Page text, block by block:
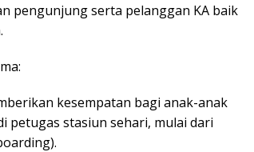
pengunjung serta pelanggan KA baik
kesempatan bagi anak-anak
petugas stasiun sehari, mulai dari